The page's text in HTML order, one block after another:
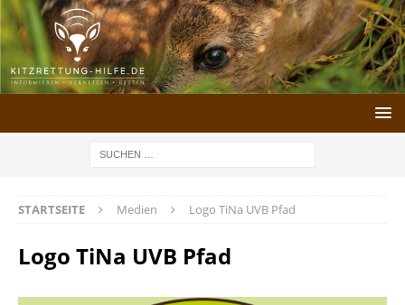
STARTSEITE Medien Logo TiNa UVB Pfad
Logo TiNa UVB Pfad